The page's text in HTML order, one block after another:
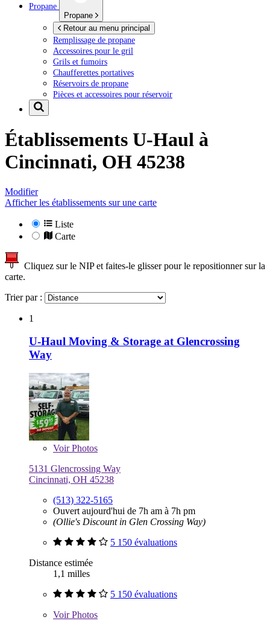
Propane
Propane
Retour au menu principal
Remplissage de propane
Accessoires pour le gril
Grils et fumoirs
Chaufferettes portatives
Réservoirs de propane
Pièces et accessoires pour réservoir
Établissements U-Haul à
Cincinnati, OH 45238
Modifier
Afficher les établissements sur une carte
Liste
Carte
Cliquez sur le NIP et faites-le glisser pour le repositionner sur la
carte.
Trier par :
1
U-Haul Moving & Storage at Glencrossing
Way
VoirPhotos
5131 Glencrossing Way
Cincinnati, OH 45238
(513) 322-5165
Ouvert aujourd'hui de 7h am à 7h pm
(Ollie's Discount in Glen Crossing Way)
5 150 évaluations
Distance estimée
1,1 milles
5 150 évaluations
VoirPhotos